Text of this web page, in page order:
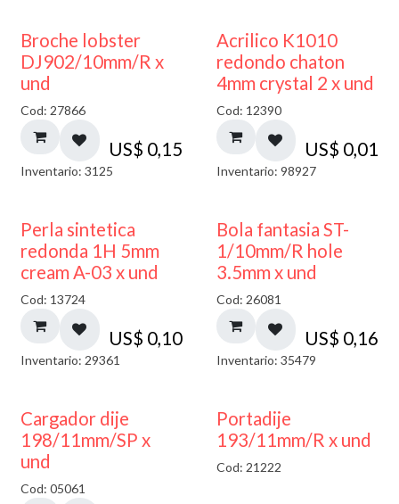
Broche lobster
DJ902/10mm/R x
und
Cod: 27866
US$ 0,15
Inventario: 3125
50% DESCUENTO
Acrilico K1010
redondo chaton
4mm crystal 2 x und
Cod: 12390
US$ 0,01
Inventario: 98927
Perla sintetica
redonda 1H 5mm
cream A-03 x und
Cod: 13724
US$ 0,10
Inventario: 29361
Bola fantasia ST-
1/10mm/R hole
3.5mm x und
Cod: 26081
US$ 0,16
Inventario: 35479
50% DESCUENTO
Cargador dije
198/11mm/SP x
und
Cod: 05061
Portadije
193/11mm/R x und
Cod: 21222